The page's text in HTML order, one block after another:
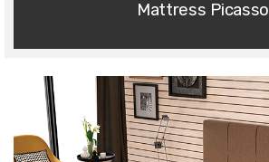
Mattress Picasso